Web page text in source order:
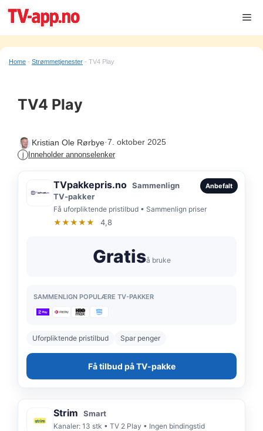
Hopp
innhold
Home - Strømmetjenester - TV4 Play
TV4 Play
Kristian Ole Rørbye·7. oktober 2025
i Inneholder annonselenker
Anbefalt
TVpakkepris.no Sammenlign
TV-pakker
Få uforpliktende pristilbud • Sammenlign priser
★★★★★ 4,8
Gratiså bruke
SAMMENLIGN POPULÆRE TV-PAKKER
Uforpliktende pristilbud Spar penger
Få tilbud på TV-pakke
Strim Smart
Kanaler: 13 stk • TV 2 Play • Ingen bindingstid